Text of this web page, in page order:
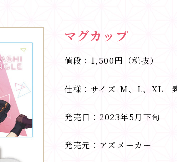
マグカップ
値段：1,500円（税抜）
仕様：サイズ M、L、XL
発売日：2023年5月下旬
発売元：アズメーカー